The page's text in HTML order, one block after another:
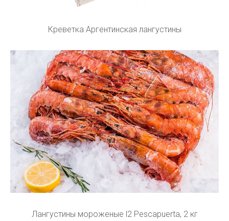
Креветка Аргентинская лангустины
Лангустины мороженые l2 Pescapuerta, 2 кг